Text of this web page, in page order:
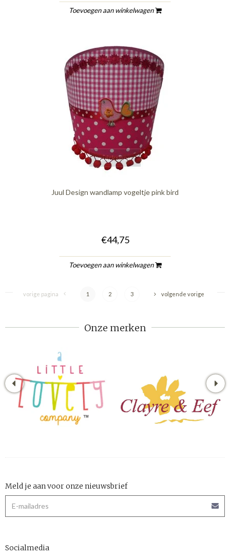
Toevoegen aan winkelwagen
quickshop
Juul Design wandlamp vogeltje pink bird
€44,75
Toevoegen aan winkelwagen
vorige pagina 1 2 3 volgende vorige
Onze merken
Meld je aan voor onze nieuwsbrief
Socialmedia